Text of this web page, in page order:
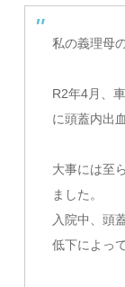
私の義理母
R2年4月、
に頭蓋内出
大事には至
ました。
入院中、頭
低下によっ